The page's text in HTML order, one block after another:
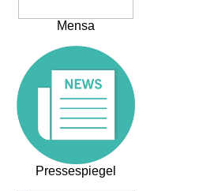
Mensa
Pressespiegel